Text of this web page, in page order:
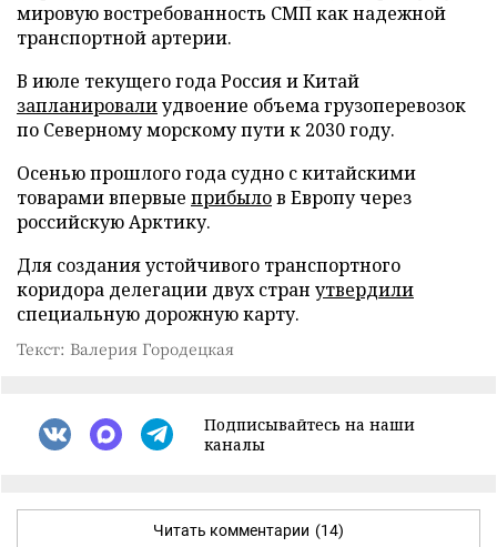
мировую востребованность СМП как надежной
транспортной артерии.
В июле текущего года Россия и Китай
запланировалиудвоение объема грузоперевозок
по Северному морскому пути к 2030 году.
Осенью прошлого года судно с китайскими
товарами впервые прибылов Европу через
российскую Арктику.
Для создания устойчивого транспортного
коридора делегации двух стран утвердили
специальную дорожную карту.
Текст: Валерия Городецкая
Подписывайтесь на наши
каналы
Читать комментарии (14)